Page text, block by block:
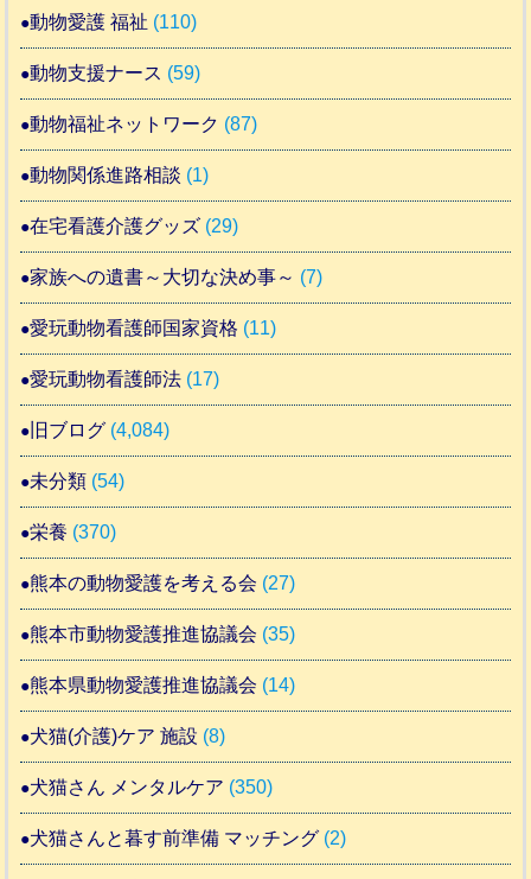
動物愛護 福祉 (110)
動物支援ナース (59)
動物福祉ネットワーク (87)
動物関係進路相談 (1)
在宅看護介護グッズ (29)
家族への遺書～大切な決め事～ (7)
愛玩動物看護師国家資格 (11)
愛玩動物看護師法 (17)
旧ブログ (4,084)
未分類 (54)
栄養 (370)
熊本の動物愛護を考える会 (27)
熊本市動物愛護推進協議会 (35)
熊本県動物愛護推進協議会 (14)
犬猫(介護)ケア 施設 (8)
犬猫さん メンタルケア (350)
犬猫さんと暮す前準備 マッチング (2)